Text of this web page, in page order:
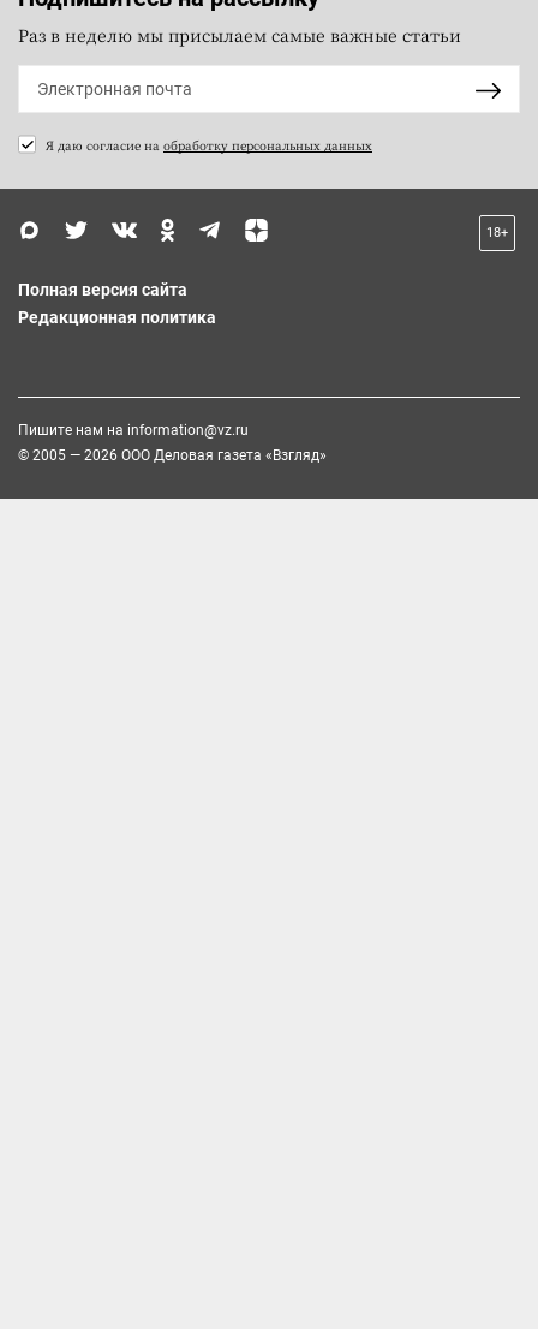
Раз в неделю мы присылаем самые важные статьи
Я даю согласие на обработку персональных данных
18+
Полная версия сайта
Редакционная политика
Пишите нам на information@vz.ru
© 2005 — 2026 ООО Деловая газета «Взгляд»